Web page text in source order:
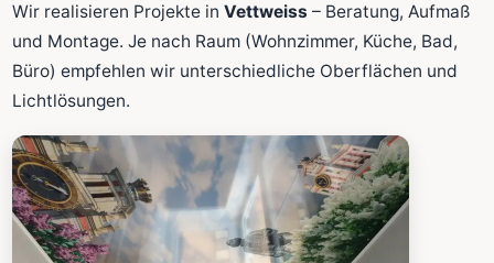
Zum Rechner
Fläche wird in den großen Rechner übernommen.
Wir realisieren Projekte inVettweiss – Beratung, Aufmaß
und Montage. Je nach Raum (Wohnzimmer, Küche, Bad,
Büro) empfehlen wir unterschiedliche Oberflächen und
Lichtlösungen.